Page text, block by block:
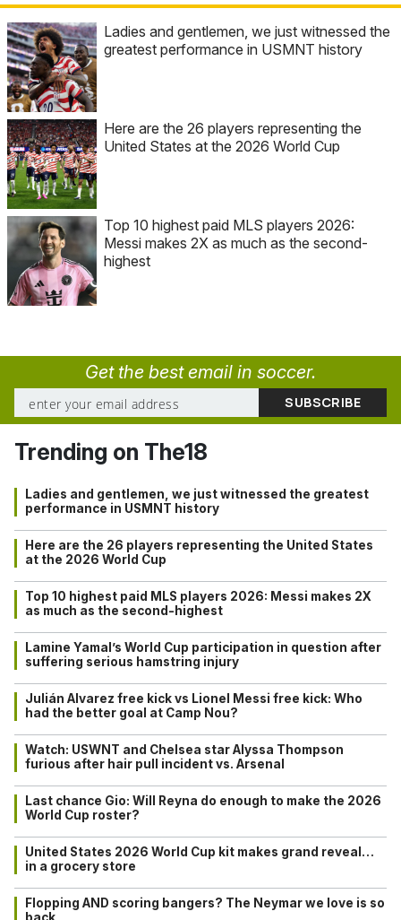
Ladies and gentlemen, we just witnessed the
greatest performance in USMNT history
Here are the 26 players representing the
United States at the 2026 World Cup
Top 10 highest paid MLS players 2026:
Messi makes 2X as much as the second-
highest
Get the best email in soccer.
Trending on The18
Ladies and gentlemen, we just witnessed the greatest
performance in USMNT history
Here are the 26 players representing the United States
at the 2026 World Cup
Top 10 highest paid MLS players 2026: Messi makes 2X
as much as the second-highest
Lamine Yamal’s World Cup participation in question after
suffering serious hamstring injury
Julián Alvarez free kick vs Lionel Messi free kick: Who
had the better goal at Camp Nou?
Watch: USWNT and Chelsea star Alyssa Thompson
furious after hair pull incident vs. Arsenal
Last chance Gio: Will Reyna do enough to make the 2026
World Cup roster?
United States 2026 World Cup kit makes grand reveal…
in a grocery store
Flopping AND scoring bangers? The Neymar we love is so